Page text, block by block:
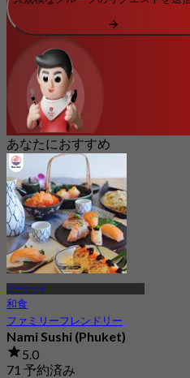
あなたにおすすめ
プーケット
和食
ファミリーフレンドリー
Nami Sushi (Phuket)
5.0
71 予約済み